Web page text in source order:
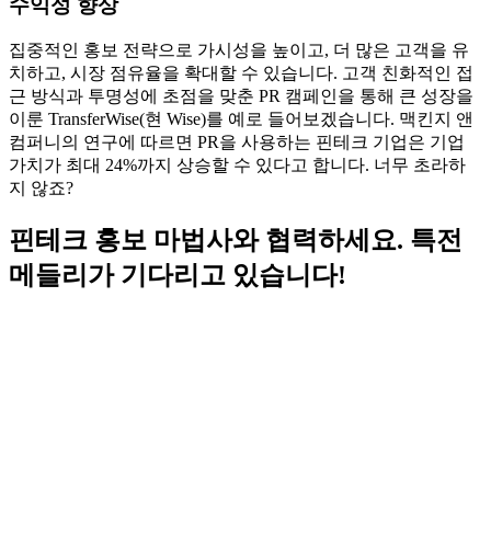
집중적인 홍보 전략으로 가시성을 높이고, 더 많은 고객을 유
치하고, 시장 점유율을 확대할 수 있습니다. 고객 친화적인 접
근 방식과 투명성에 초점을 맞춘 PR 캠페인을 통해 큰 성장을
이룬 TransferWise(현 Wise)를 예로 들어보겠습니다. 맥킨지 앤
컴퍼니의 연구에 따르면 PR을 사용하는 핀테크 기업은 기업
가치가 최대 24%까지 상승할 수 있다고 합니다. 너무 초라하
지 않죠?
핀테크 홍보 마법사와 협력하세요. 특전
메들리가 기다리고 있습니다!